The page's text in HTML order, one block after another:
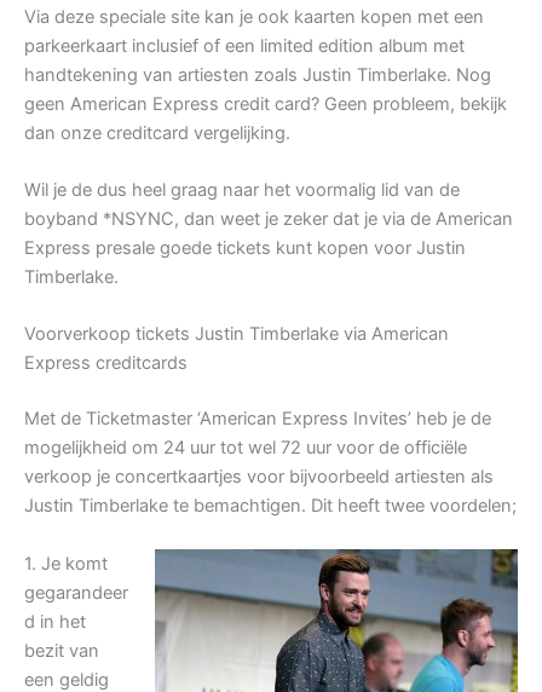
Via deze speciale site kan je ook kaarten kopen met een
parkeerkaart inclusief of een limited edition album met
handtekening van artiesten zoals Justin Timberlake. Nog
geen American Express credit card? Geen probleem, bekijk
dan onze creditcard vergelijking.
Wil je de dus heel graag naar het voormalig lid van de
boyband *NSYNC, dan weet je zeker dat je via de American
Express presale goede tickets kunt kopen voor Justin
Timberlake.
Voorverkoop tickets Justin Timberlake via American
Express creditcards
Met de Ticketmaster ‘American Express Invites’ heb je de
mogelijkheid om 24 uur tot wel 72 uur voor de officiële
verkoop je concertkaartjes voor bijvoorbeeld artiesten als
Justin Timberlake te bemachtigen. Dit heeft twee voordelen;
1. Je komt
gegarandeer
d in het
bezit van
een geldig